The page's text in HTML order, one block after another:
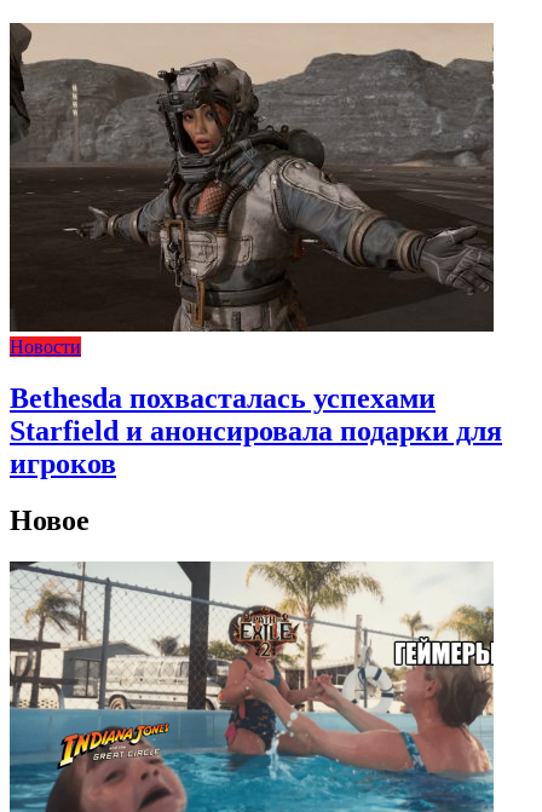
Новости
Bethesda похвасталась успехами
Starfield и анонсировала подарки для
игроков
Новое